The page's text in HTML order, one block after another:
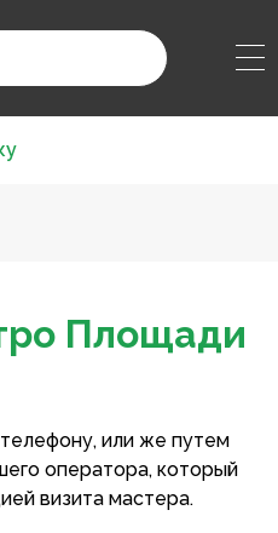
Площади
или же путем
оператора, который
визита мастера.